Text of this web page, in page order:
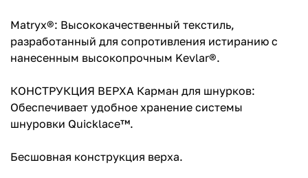
Matryx®: Высококачественный текстиль,
разработанный для сопротивления истиранию с
нанесенным высокопрочным Kevlar®.
КОНСТРУКЦИЯ ВЕРХА Карман для шнурков:
Обеспечивает удобное хранение системы
шнуровки Quicklace™.
Бесшовная конструкция верха.